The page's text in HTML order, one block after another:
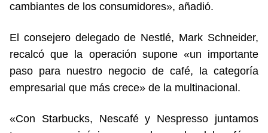
cambiantes de los consumidores», añadió.
El consejero delegado de Nestlé, Mark Schneider,
recalcó que la operación supone «un importante
paso para nuestro negocio de café, la categoría
empresarial que más crece» de la multinacional.
«Con Starbucks, Nescafé y Nespresso juntamos